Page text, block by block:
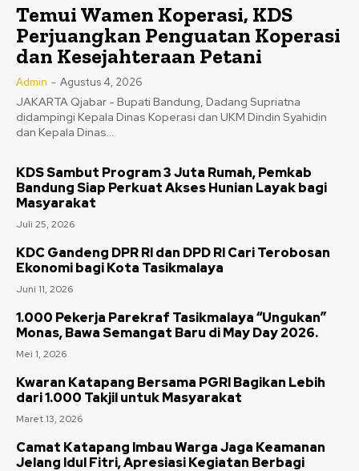
Temui Wamen Koperasi, KDS
Perjuangkan Penguatan Koperasi
dan Kesejahteraan Petani
Admin - Agustus 4, 2026
JAKARTA Qjabar - Bupati Bandung, Dadang Supriatna
didampingi Kepala Dinas Koperasi dan UKM Dindin Syahidin
dan Kepala Dinas...
KDS Sambut Program 3 Juta Rumah, Pemkab
Bandung Siap Perkuat Akses Hunian Layak bagi
Masyarakat
Juli 25, 2026
KDC Gandeng DPR RI dan DPD RI Cari Terobosan
Ekonomi bagi Kota Tasikmalaya
Juni 11, 2026
1.000 Pekerja Parekraf Tasikmalaya “Ungukan”
Monas, Bawa Semangat Baru di May Day 2026.
Mei 1, 2026
Kwaran Katapang Bersama PGRI Bagikan Lebih
dari 1.000 Takjil untuk Masyarakat
Maret 13, 2026
Camat Katapang Imbau Warga Jaga Keamanan
Jelang Idul Fitri, Apresiasi Kegiatan Berbagi